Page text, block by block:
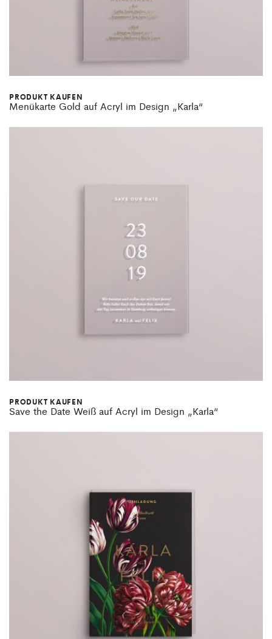
PRODUKT KAUFEN
Menükarte Gold auf Acryl im Design „Karla“
PRODUKT KAUFEN
Save the Date Weiß auf Acryl im Design „Karla“